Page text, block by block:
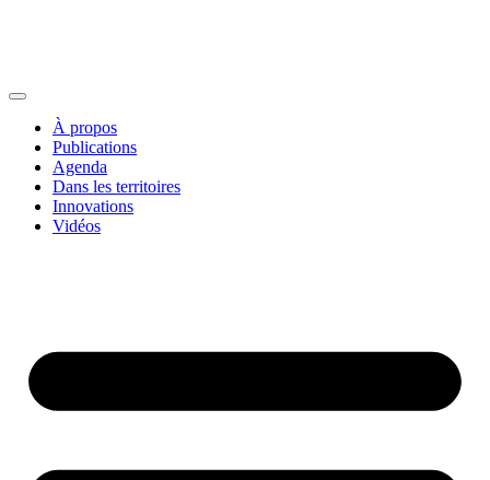
À propos
Publications
Agenda
Dans les territoires
Innovations
Vidéos